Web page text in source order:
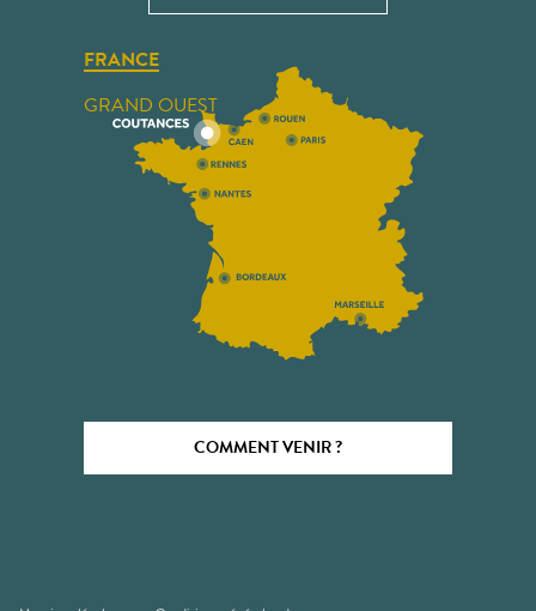
FRANCE
GRAND OUEST
COMMENT VENIR ?